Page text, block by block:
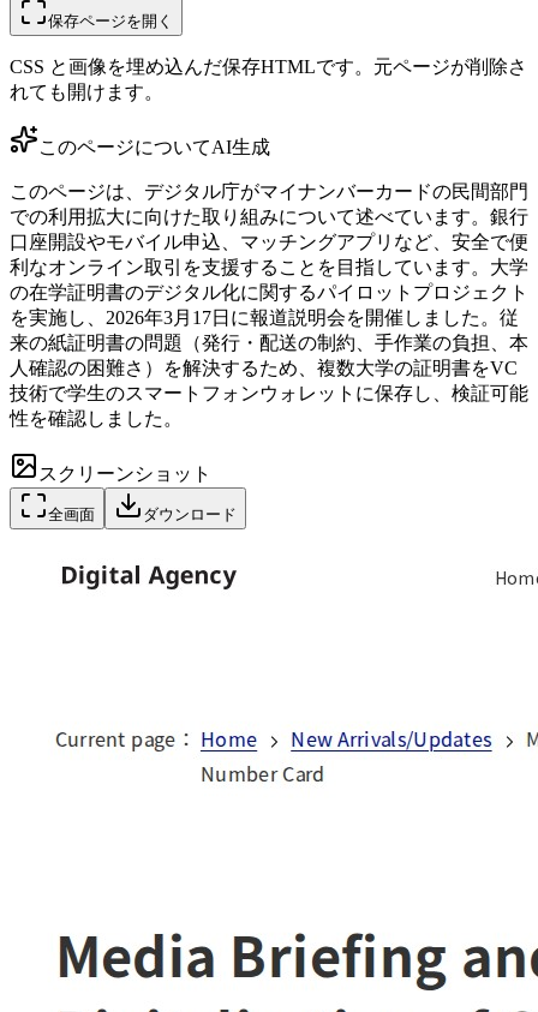
保存ページを開く
CSS と画像を埋め込んだ保存HTMLです。元ページが削除さ
れても開けます。
このページについてAI生成
このページは、デジタル庁がマイナンバーカードの民間部門
での利用拡大に向けた取り組みについて述べています。銀行
口座開設やモバイル申込、マッチングアプリなど、安全で便
利なオンライン取引を支援することを目指しています。大学
の在学証明書のデジタル化に関するパイロットプロジェクト
を実施し、2026年3月17日に報道説明会を開催しました。従
来の紙証明書の問題（発行・配送の制約、手作業の負担、本
人確認の困難さ）を解決するため、複数大学の証明書をVC
技術で学生のスマートフォンウォレットに保存し、検証可能
性を確認しました。
スクリーンショット
全画面 ダウンロード